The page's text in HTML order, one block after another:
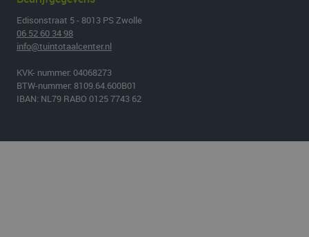
Edisonstraat 5 - 8013 PS Zwolle
06 52 60 34 98
info@tuintotaalcenter.nl
KVK- nummer: 04068273
BTW-nummer: 8109.64.600B01
IBAN: NL79 RABO 0125 7743 62